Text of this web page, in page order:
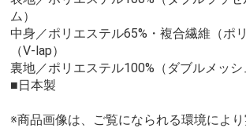
ム）
中身／ポリエステル65%・複合繊維（ポ
（V-lap）
裏地／ポリエステル100%（ダブルメッシ
■日本製
※商品画像は、ご覧になられる環境によ